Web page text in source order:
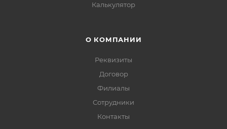
Калькулятор
О КОМПАНИИ
Реквизиты
Договор
Филиалы
Сотрудники
Контакты